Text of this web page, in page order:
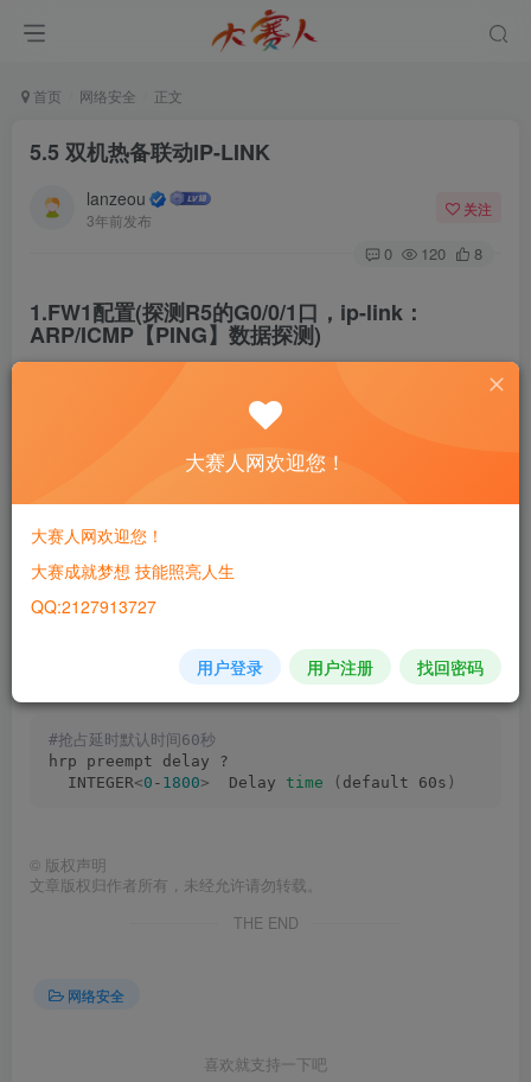
首页 网络安全 正文
5.5 双机热备联动IP-LINK
lanzeou
3年前发布
关注
0 120 8
1.FW1配置(探测R5的G0/0/1口，ip-link：
ARP/ICMP【PING】数据探测)
Name                              Member   State
2.hrp绑定ip-link
hrp track ip-link link1
#抢占延时默认时间60秒
hrp preempt delay ?
  INTEGER
<0 - 1800>
  Delay
time ( default 60s )
© 版权声明
文章版权归作者所有，未经允许请勿转载。
THE END
网络安全
喜欢就支持一下吧
大赛人网欢迎您！
大赛人网欢迎您！
大赛成就梦想 技能照亮人生
QQ:2127913727
用户登录 用户注册 找回密码